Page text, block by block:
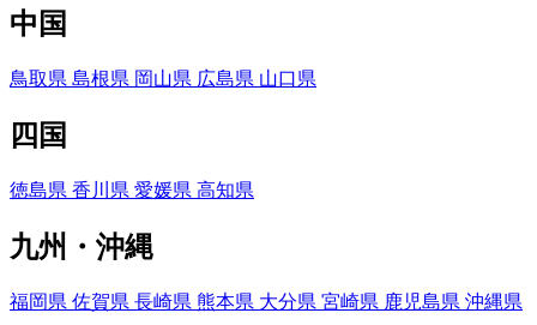
中国
鳥取県 島根県 岡山県 広島県 山口県
四国
徳島県 香川県 愛媛県 高知県
九州・沖縄
福岡県 佐賀県 長崎県 熊本県 大分県 宮崎県 鹿児島県 沖縄県